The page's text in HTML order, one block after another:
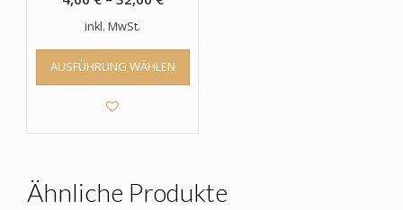
inkl. MwSt.
AUSFÜHRUNG WÄHLEN
Dieses
weist
Optionen
können
Ähnliche Produkte